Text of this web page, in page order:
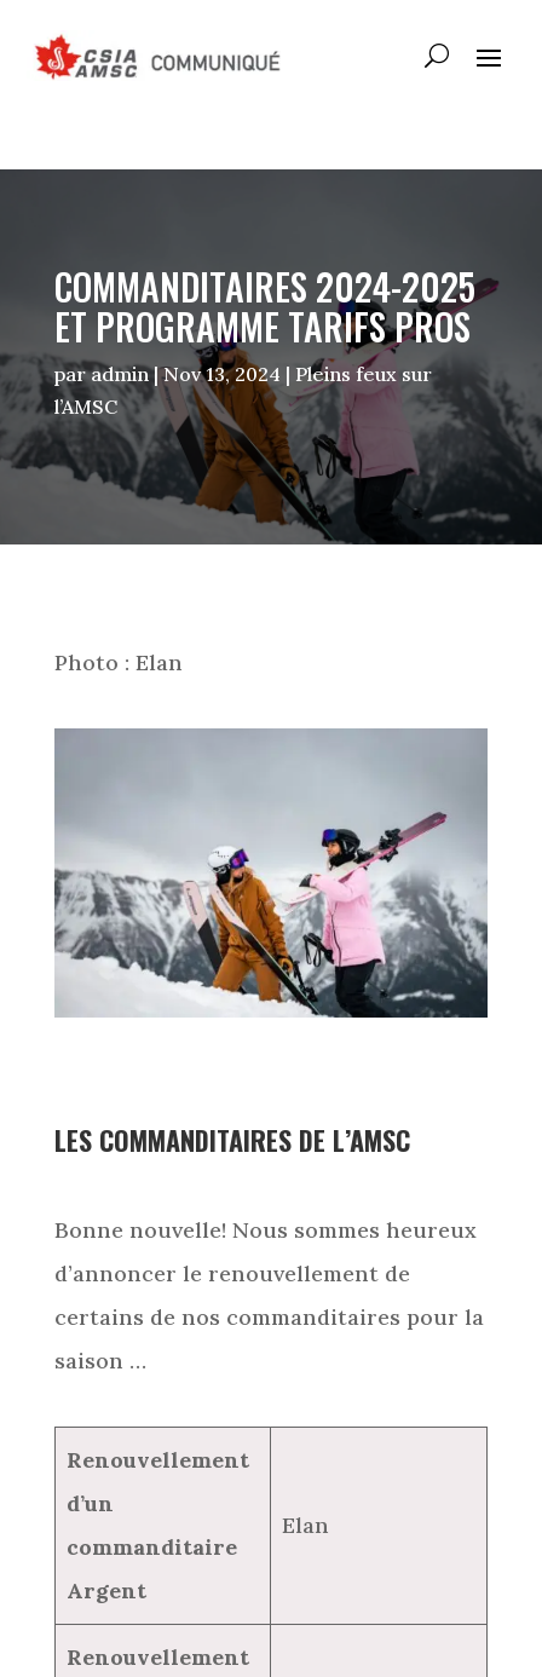
COMMANDITAIRES 2024-2025
ET PROGRAMME TARIFS PROS
paradmin|Nov 13, 2024 | Pleins feux sur
l’AMSC
Photo : Elan
LES COMMANDITAIRES DE L’AMSC
Bonne nouvelle! Nous sommes heureux
d’annoncer le renouvellement de
certains de nos commanditaires pour la
saison …
Renouvellement
d’un
commanditaire
Argent
Elan
Renouvellement